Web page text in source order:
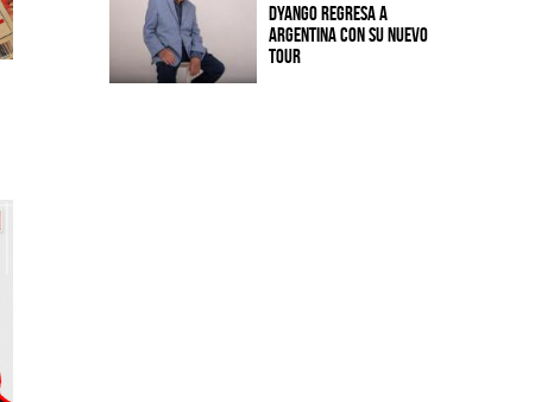
Dyango regresa a
Argentina con su nuevo
tour